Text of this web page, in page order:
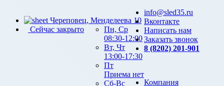
Череповец, Менделеева 10
Сейчас закрыто
Пн, Ср
08:30-12:00
Вт, Чт
13:00-17:30
Пт
Приема нет
Сб-Вс
info@sled35.ru
Вконтакте
Написать нам
Заказать звонок
8 (8202) 201-901
Компания